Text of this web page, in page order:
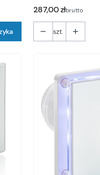
Cena
287,00 złbrutto
szt.